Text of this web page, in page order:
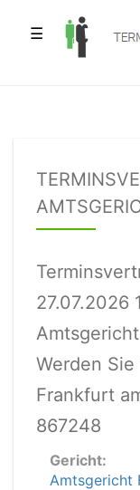
☰
27.07.2026
Werden
Frankfurt
867248
Gericht:
Amtsgericht